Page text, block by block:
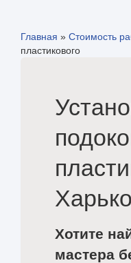
Главная » Стоимость
пластикового
Хотите
мастера